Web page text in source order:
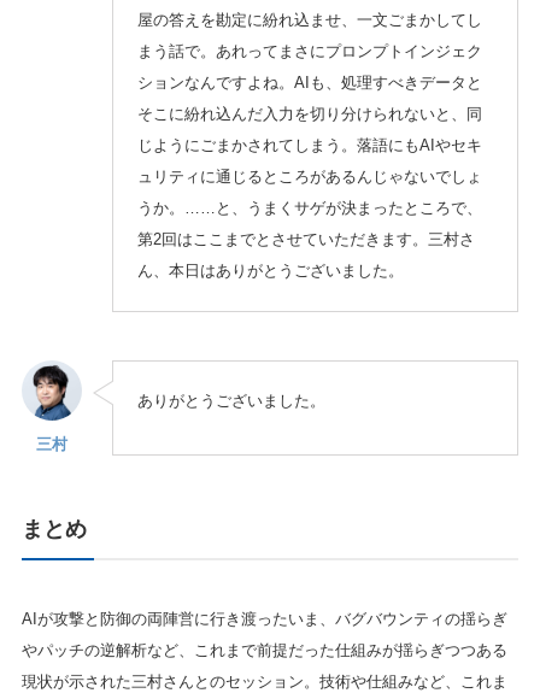
屋の答えを勘定に紛れ込ませ、一文ごまかしてし
まう話で。あれってまさにプロンプトインジェク
ションなんですよね。AIも、処理すべきデータと
そこに紛れ込んだ入力を切り分けられないと、同
じようにごまかされてしまう。落語にもAIやセキ
ュリティに通じるところがあるんじゃないでしょ
うか。……と、うまくサゲが決まったところで、
第2回はここまでとさせていただきます。三村さ
ん、本日はありがとうございました。
三村
ありがとうございました。
まとめ
AIが攻撃と防御の両陣営に行き渡ったいま、バグバウンティの揺らぎ
やパッチの逆解析など、これまで前提だった仕組みが揺らぎつつある
現状が示された三村さんとのセッション。技術や仕組みなど、これま